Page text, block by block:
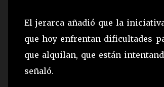
El jerarca añadió que la
que hoy enfrentan dificultades
que alquilan, que están
señaló.